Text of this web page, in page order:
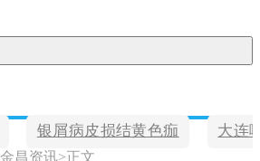
银屑病皮损结黄色痂 大连
金昌资讯>正文